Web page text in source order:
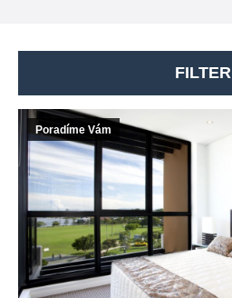
Poradíme Vám
FILTER